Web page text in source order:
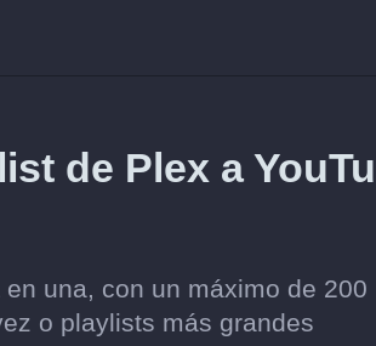
de Plex a
una, con un máximo de 200
o playlists más grandes